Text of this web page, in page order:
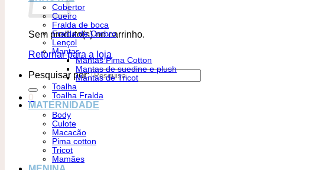
Sem produto(s) no carrinho.
Retornar para a loja
Pesquisar por:
Cobertor
Cueiro
Fralda de boca
Fralda de Ombro
Lençol
Mantas
Mantas Pima Cotton
Mantas de suedine e plush
Mantas de Tricot
Toalha
Toalha Fralda
MATERNIDADE
Body
Culote
Macacão
Pima cotton
Tricot
Mamães